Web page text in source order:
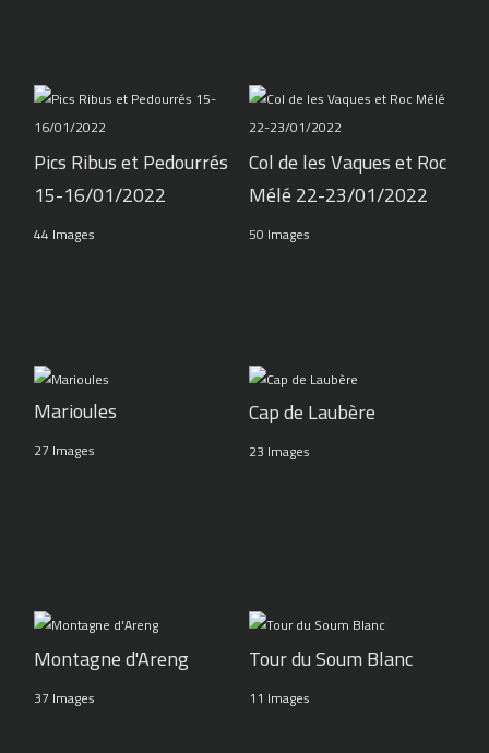
Pics Ribus et Pedourrés
15-16/01/2022
44 Images
Col de les Vaques et Roc
Mélé 22-23/01/2022
50 Images
Marioules
27 Images
Cap de Laubère
23 Images
Montagne d'Areng
37 Images
Tour du Soum Blanc
11 Images